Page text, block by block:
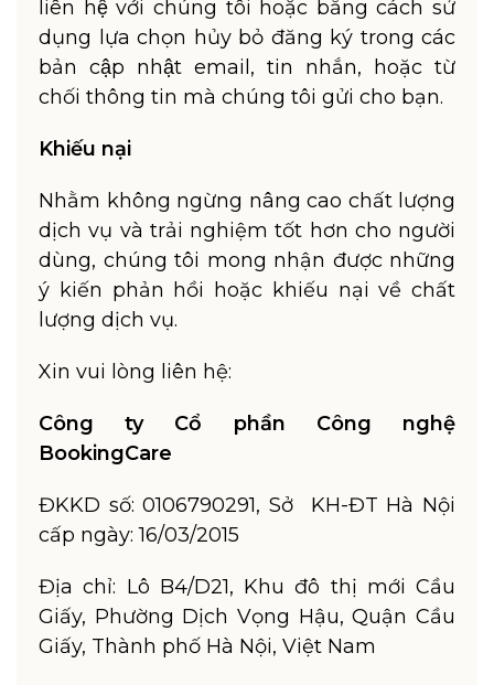
liên hệ với chúng tôi hoặc bằng cách sử
dụng lựa chọn hủy bỏ đăng ký trong các
bản cập nhật email, tin nhắn, hoặc từ
chối thông tin mà chúng tôi gửi cho bạn.
Khiếu nại
Nhằm không ngừng nâng cao chất lượng
dịch vụ và trải nghiệm tốt hơn cho người
dùng, chúng tôi mong nhận được những
ý kiến phản hồi hoặc khiếu nại về chất
lượng dịch vụ.
Xin vui lòng liên hệ:
Công ty Cổ phần Công nghệ
BookingCare
ĐKKD số: 0106790291, Sở KH-ĐT Hà Nội
cấp ngày: 16/03/2015
Địa chỉ: Lô B4/D21, Khu đô thị mới Cầu
Giấy, Phường Dịch Vọng Hậu, Quận Cầu
Giấy, Thành phố Hà Nội, Việt Nam